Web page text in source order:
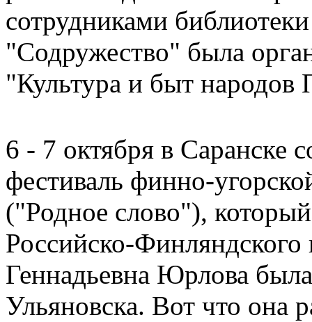
сотрудниками
"Содружество" была
"Культура и быт народов
6 - 7 октября в Саранске
фестиваль финно-
("Родное слово"),
Российско-
Геннадьевна Юрлова
Ульяновска. Вот что она